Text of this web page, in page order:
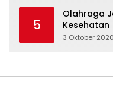
5
Olahraga
Kesehatan
3 Oktober 2020